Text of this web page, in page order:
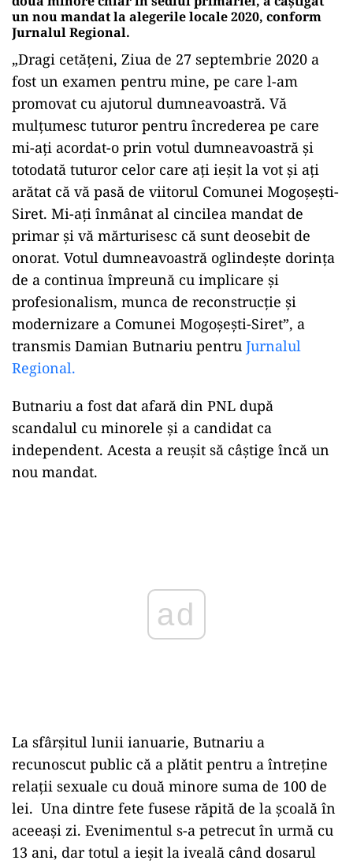
un nou mandat la alegerile locale 2020, conform
Jurnalul Regional.
„Dragi cetățeni, Ziua de 27 septembrie 2020 a
fost un examen pentru mine, pe care l-am
promovat cu ajutorul dumneavoastră. Vă
mulțumesc tuturor pentru încrederea pe care
mi-ați acordat-o prin votul dumneavoastră și
totodată tuturor celor care ați ieșit la vot și ați
arătat că vă pasă de viitorul Comunei Mogoșești-
Siret. Mi-ați înmânat al cincilea mandat de
primar și vă mărturisesc că sunt deosebit de
onorat. Votul dumneavoastră oglindește dorința
de a continua împreună cu implicare și
profesionalism, munca de reconstrucție și
modernizare a Comunei Mogoșești-Siret”, a
transmis Damian Butnariu pentru Jurnalul
Regional.
Butnariu a fost dat afară din PNL după
scandalul cu minorele și a candidat ca
independent. Acesta a reușit să câștige încă un
nou mandat.
La sfârșitul lunii ianuarie, Butnariu a
recunoscut public că a plătit pentru a întreține
relații sexuale cu două minore suma de 100 de
lei. Una dintre fete fusese răpită de la școală în
aceeași zi. Evenimentul s-a petrecut în urmă cu
13 ani, dar totul a ieșit la iveală când dosarul